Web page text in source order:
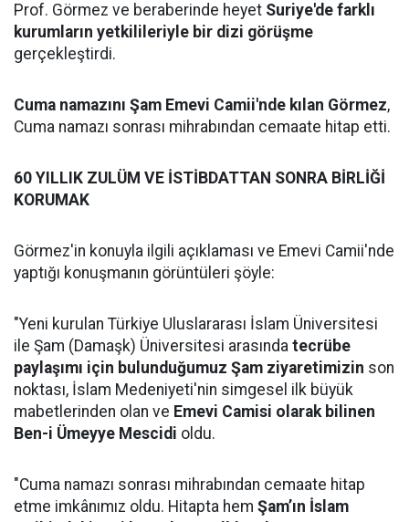
Prof. Görmez ve beraberinde heyet Suriye'de farklı
kurumların yetkilileriyle bir dizi görüşme
gerçekleştirdi.
Cuma namazını Şam Emevi Camii'nde kılan Görmez,
Cuma namazı sonrası mihrabından cemaate hitap etti.
60 YILLIK ZULÜM VE İSTİBDATTAN SONRA BİRLİĞİ
KORUMAK
Görmez'in konuyla ilgili açıklaması ve Emevi Camii'nde
yaptığı konuşmanın görüntüleri şöyle:
"Yeni kurulan Türkiye Uluslararası İslam Üniversitesi
ile Şam (Damaşk) Üniversitesi arasında tecrübe
paylaşımı için bulunduğumuz Şam ziyaretimizin son
noktası, İslam Medeniyeti'nin simgesel ilk büyük
mabetlerinden olan ve Emevi Camisi olarak bilinen
Ben-i Ümeyye Mescidi oldu.
"Cuma namazı sonrası mihrabından cemaate hitap
etme imkânımız oldu. Hitapta hem Şam’ın İslam